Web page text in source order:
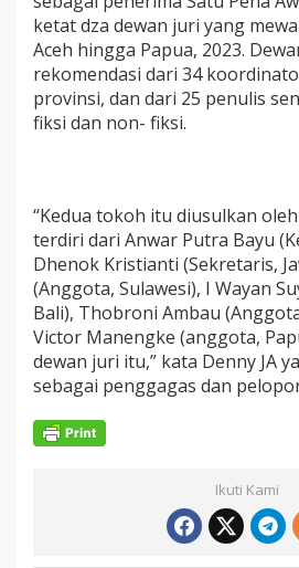
ketat dza dewan juri yang
Aceh hingga Papua, 2023.
rekomendasi dari 34
provinsi, dan dari 25 penulis
fiksi dan non- fiksi.
“Kedua tokoh itu diusulkan
terdiri dari Anwar Putra Bayu
Dhenok Kristianti (Sekretaris,
(Anggota, Sulawesi), I Wayan
Bali), Thobroni Ambau
Victor Manengke (anggota,
dewan juri itu,” kata Denny JA
sebagai penggagas dan
Ikuti Kami